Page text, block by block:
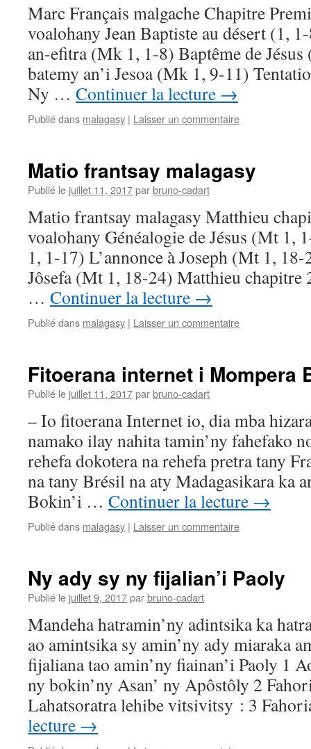
Marc Français malgache Chapitre
voalohany Jean Baptiste au désert (1,
an-efitra (Mk 1, 1-8) Baptême de Jésus
batemy an’i Jesoa (Mk 1, 9-11)
Ny … Continuer la lecture →
Publié dans malagasy | Laisser un commentaire
Matio frantsay malagasy
Publié le juillet 11, 2017parbruno-cadart
Matio frantsay malagasy Matthieu
voalohany Généalogie de Jésus (Mt 1,
1, 1-17) L’annonce à Joseph (Mt 1,
Jôsefa (Mt 1, 18-24) Matthieu chapitre
… Continuer la lecture →
Publié dans malagasy | Laisser un commentaire
Fitoerana internet i Mompera
Publié le juillet 11, 2017parbruno-cadart
– Io fitoerana Internet io, dia mba
namako ilay nahita tamin’ny fahefako
rehefa dokotera na rehefa pretra tany
na tany Brésil na aty Madagasikara ka
Bokin’i … Continuer la lecture →
Publié dans malagasy | Laisser un commentaire
Ny ady sy ny fijalian’i Paoly
Publié le juillet 9, 2017parbruno-cadart
Mandeha hatramin’ny adintsika ka
ao amintsika sy amin’ny ady miaraka
fijaliana tao amin’ny fiainan’i Paoly 1
ny bokin’ny Asan’ ny Apôstôly 2
Lahatsoratra lehibe vitsivitsy : 3
lecture →